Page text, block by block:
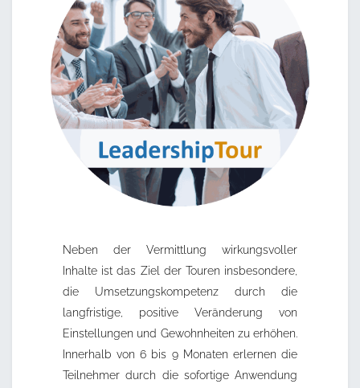
Neben der Vermittlung wirkungsvoller
Inhalte ist das Ziel der Touren insbesondere,
die Umsetzungskompetenz durch die
langfristige, positive Veränderung von
Einstellungen und Gewohnheiten zu erhöhen.
Innerhalb von 6 bis 9 Monaten erlernen die
Teilnehmer durch die sofortige Anwendung